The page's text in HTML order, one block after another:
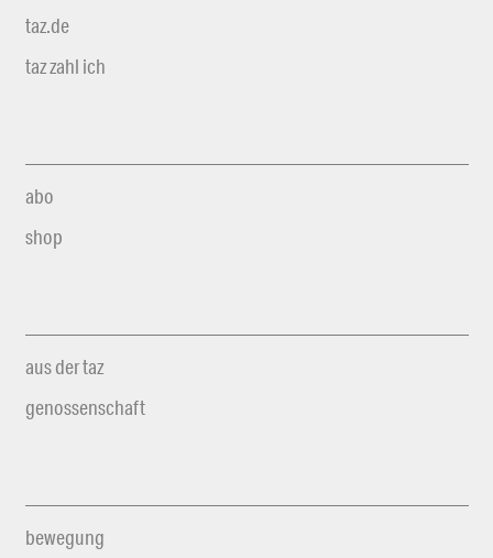
taz.de
taz zahl ich
abo
shop
aus der taz
genossenschaft
bewegung